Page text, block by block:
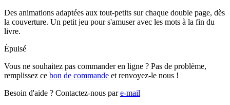
Des animations adaptées aux tout-petits sur chaque double page, dès
la couverture. Un petit jeu pour s'amuser avec les mots à la fin du
livre.
Épuisé
Vous ne souhaitez pas commander en ligne ? Pas de problème,
remplissez ce bon de commande et renvoyez-le nous !
Besoin d'aide ? Contactez-nous pare-mail